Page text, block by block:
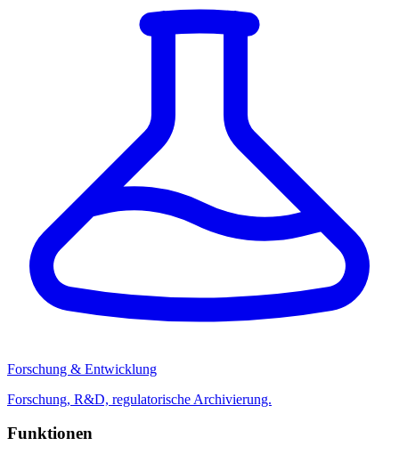
Forschung & Entwicklung
Forschung, R&D, regulatorische Archivierung.
Funktionen